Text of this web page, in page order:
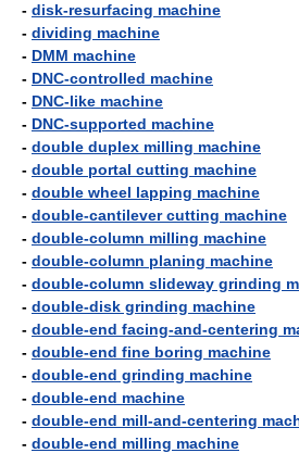
- disk-resurfacing machine
- dividing machine
- DMM machine
- DNC-controlled machine
- DNC-like machine
- DNC-supported machine
- double duplex milling machine
- double portal cutting machine
- double wheel lapping machine
- double-cantilever cutting machine
- double-column milling machine
- double-column planing machine
- double-column slideway grinding
- double-disk grinding machine
- double-end facing-and-centering
- double-end fine boring machine
- double-end grinding machine
- double-end machine
- double-end mill-and-centering
- double-end milling machine